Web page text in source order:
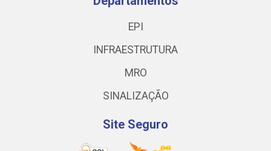
EPI
INFRAESTRUTURA
MRO
SINALIZAÇÃO
Site Seguro